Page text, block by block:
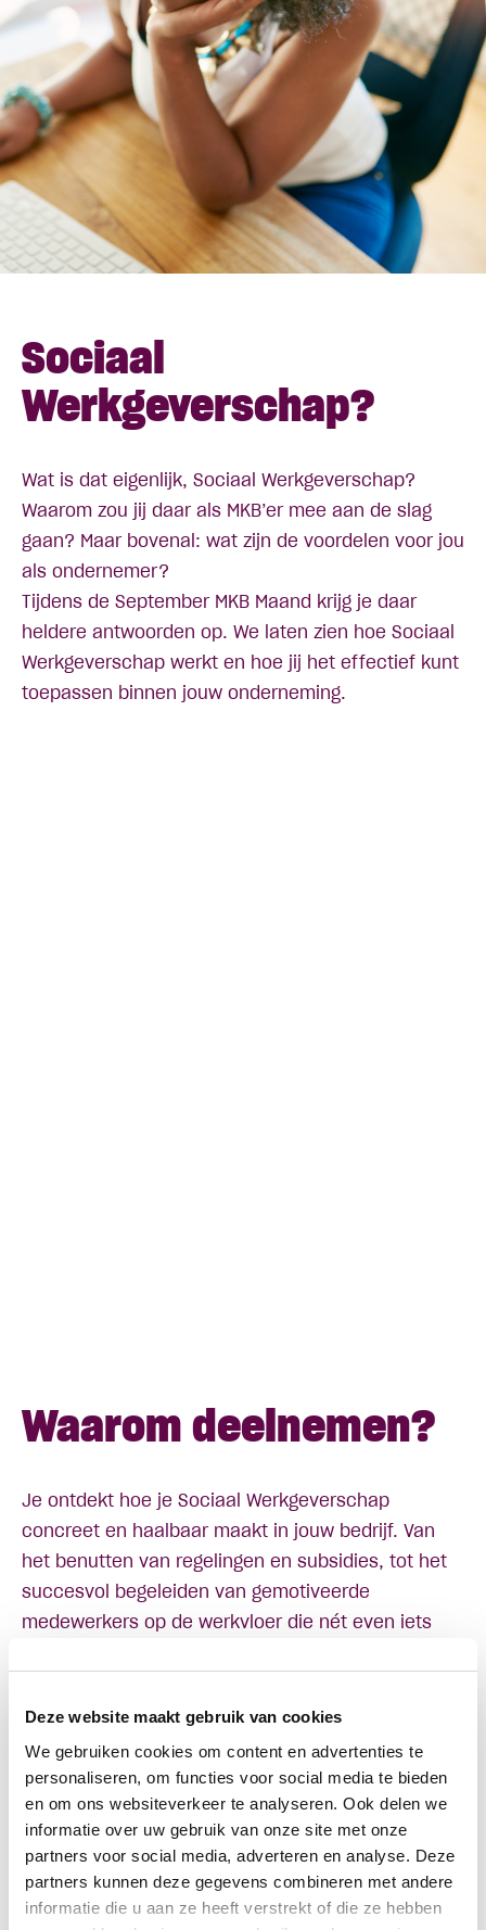
Deze website maakt gebruik van cookies
We gebruiken cookies om content en advertenties te
personaliseren, om functies voor social media te bieden
en om ons websiteverkeer te analyseren. Ook delen we
informatie over uw gebruik van onze site met onze
partners voor social media, adverteren en analyse. Deze
partners kunnen deze gegevens combineren met andere
informatie die u aan ze heeft verstrekt of die ze hebben
Sociaal
Werkgeverschap?
Wat is dat eigenlijk, Sociaal Werkgeverschap?
Waarom zou jij daar als MKB’er mee aan de slag
gaan? Maar bovenal: wat zijn de voordelen voor jou
als ondernemer?
Tijdens de September MKB Maand krijg je daar
heldere antwoorden op. We laten zien hoe Sociaal
Werkgeverschap werkt en hoe jij het effectief kunt
toepassen binnen jouw onderneming.
Waarom deelnemen?
Je ontdekt hoe je Sociaal Werkgeverschap
concreet en haalbaar maakt in jouw bedrijf. Van
het benutten van regelingen en subsidies, tot het
succesvol begeleiden van gemotiveerde
medewerkers op de werkvloer die nét even iets
Vanuit de gemeente is er veel ondersteuning
beschikbaar, óók om jouw vacatures gevuld te
krijgen.
Hoe zorg je ervoor dat een Amsterdammer met een
ondersteuningsbehoefte niet alleen instroomt,
maar ook duurzaam aan het werk blijft binnen
jouw onderneming? Laat ons je deze maand er